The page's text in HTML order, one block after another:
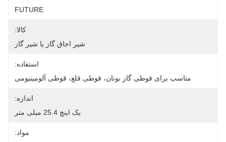
FUTURE
کالا:
شیر اجاق گاز یا شیر گاز
استفاده:
مناسب برای قوطی گاز بوتان، قوطی قلع، قوطی آلومینیومی
اندازه:
یک اینچ 25.4 میلی متر
مواد: